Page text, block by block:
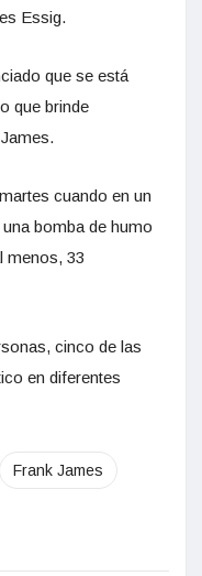
Essig.
que se está
que brinde
cuando en un
bomba de humo
menos, 33
cinco de las
en diferentes
Frank James